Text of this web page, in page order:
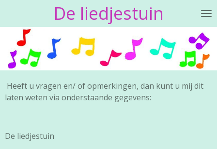
hoofdinhoud
De liedjestuin
Heeft u vragen en/ of opmerkingen, dan kunt u mij dit
laten weten via onderstaande gegevens:
De liedjestuin